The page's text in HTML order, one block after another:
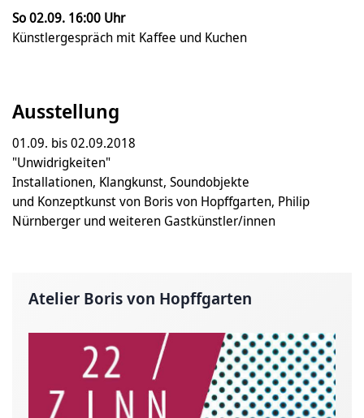
So 02.09. 16:00 Uhr
Künstlergespräch mit Kaffee und Kuchen
Ausstellung
01.09. bis 02.09.2018
"Unwidrigkeiten"
Installationen, Klangkunst, Soundobjekte
und Konzeptkunst von Boris von Hopffgarten, Philip
Nürnberger und weiteren Gastkünstler/innen
Atelier Boris von Hopffgarten